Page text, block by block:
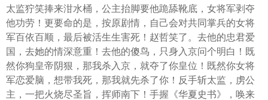
太监狞笑捧来泔水桶，公主抬脚要他跪舔靴底，女将军剥夺
他功劳！更要命的是，按原剧情，自己会对共同掌兵的女将
军百依百顺，最后被活生生害死！赵哲笑了。去他的忠君爱
国，去她的情深意重！去他的傻鸟，只身入京问个明白！既
然你狗皇帝阴狠，那我杀入京，就夺了你皇位！既然你女将
军恋爱脑，想带我死，那我就先杀了你！反手斩太监，虏公
主，一把火烧尽圣旨，挥师南下！手握《华夏史书》，唤来